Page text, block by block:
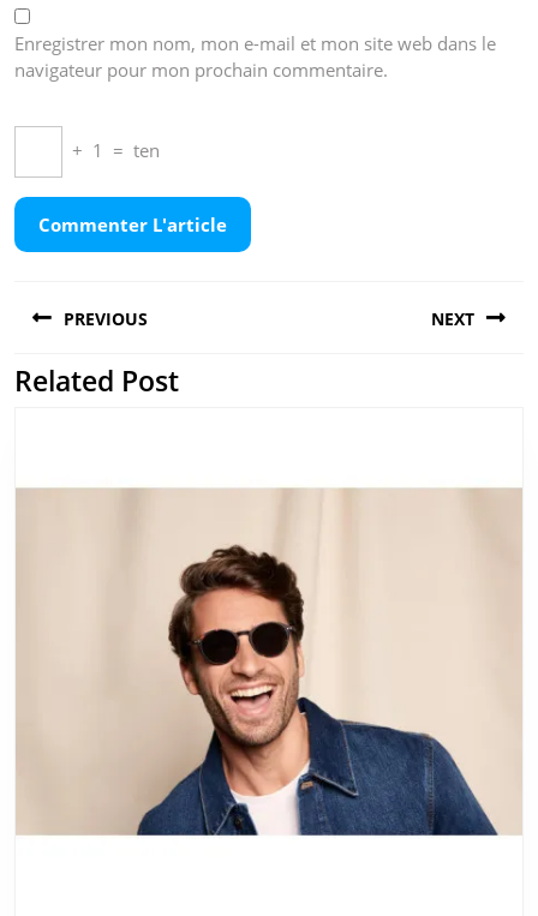
Enregistrer mon nom, mon e-mail et mon site web dans le
navigateur pour mon prochain commentaire.
+ 1 = ten
de
l’article
PREVIOUS
Previous
NEXT
Related Post